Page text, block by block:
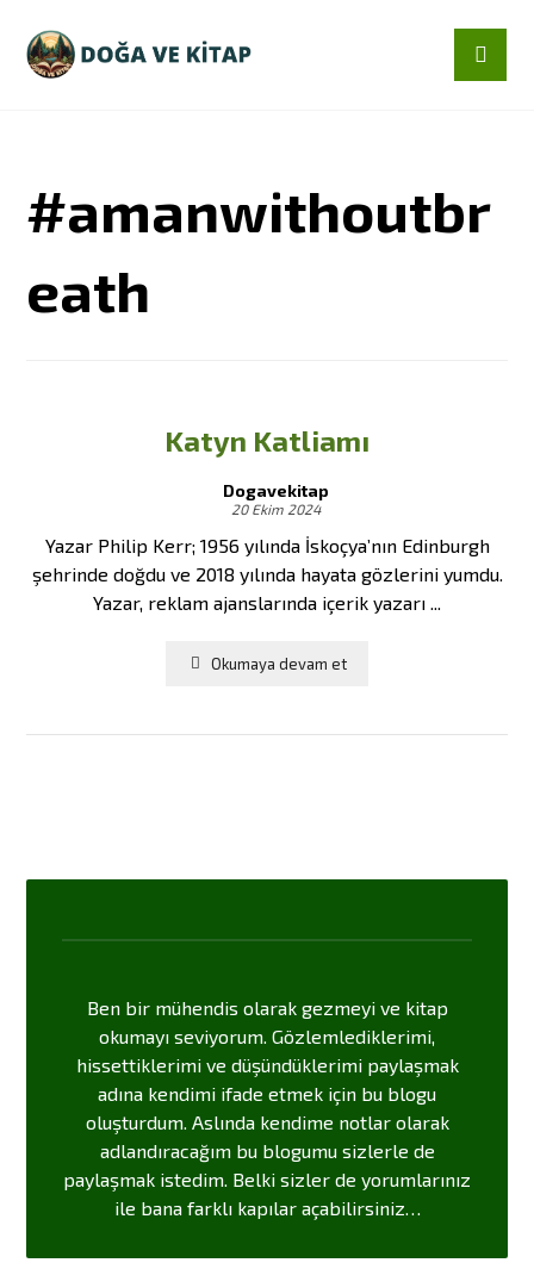
#amanwithoutbr
eath
Katyn Katliamı
Dogavekitap
20 Ekim 2024
Yazar Philip Kerr; 1956 yılında İskoçya’nın Edinburgh
şehrinde doğdu ve 2018 yılında hayata gözlerini yumdu.
Yazar, reklam ajanslarında içerik yazarı ...
Okumaya devam et
Ben bir mühendis olarak gezmeyi ve kitap
okumayı seviyorum. Gözlemlediklerimi,
hissettiklerimi ve düşündüklerimi paylaşmak
adına kendimi ifade etmek için bu blogu
oluşturdum. Aslında kendime notlar olarak
adlandıracağım bu blogumu sizlerle de
paylaşmak istedim. Belki sizler de yorumlarınız
ile bana farklı kapılar açabilirsiniz…